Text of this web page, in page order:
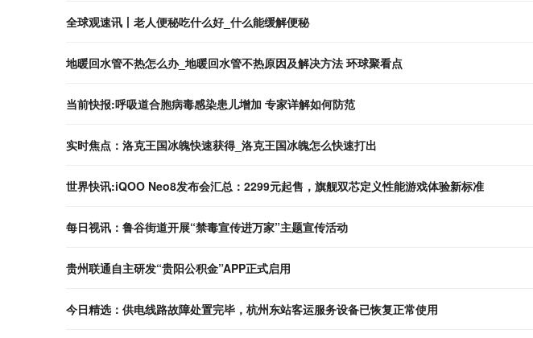
全球观速讯丨老人便秘吃什么好_什么能缓解便秘
地暖回水管不热怎么办_地暖回水管不热原因及解决方法 环球聚看点
当前快报:呼吸道合胞病毒感染患儿增加 专家详解如何防范
实时焦点：洛克王国冰魄快速获得_洛克王国冰魄怎么快速打出
世界快讯:iQOO Neo8发布会汇总：2299元起售，旗舰双芯定义性能游戏体验新标准
每日视讯：鲁谷街道开展“禁毒宣传进万家”主题宣传活动
贵州联通自主研发“贵阳公积金”APP正式启用
今日精选：供电线路故障处置完毕，杭州东站客运服务设备已恢复正常使用